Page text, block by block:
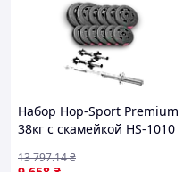
Набор Hop-Sport Premium
38кг с скамейкой HS-1010
13 797.14₴